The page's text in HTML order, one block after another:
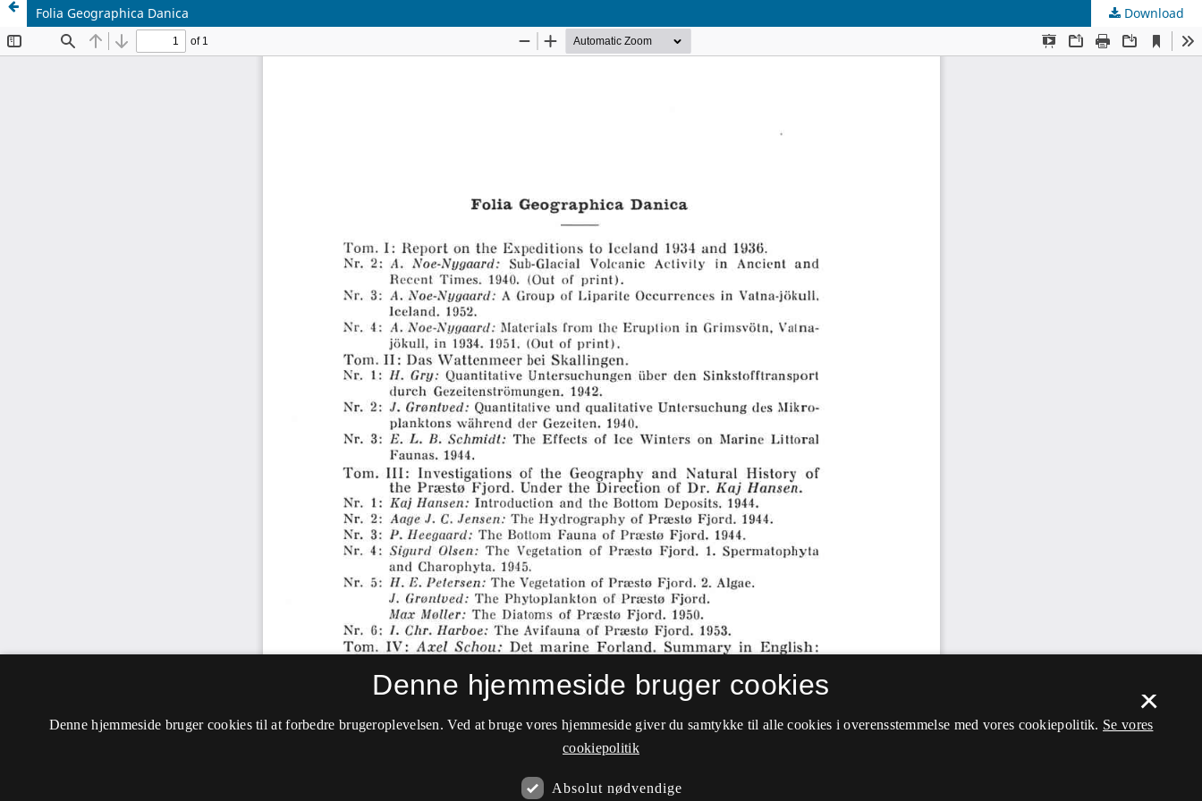
Folia Geographica Danica Download
×
Denne hjemmeside bruger cookies
Denne hjemmeside bruger cookies til at forbedre brugeroplevelsen. Ved at bruge vores hjemmeside giver du samtykke til alle cookies i overensstemmelse med vores cookiepolitik. Se vores
cookiepolitik
Absolut nødvendige